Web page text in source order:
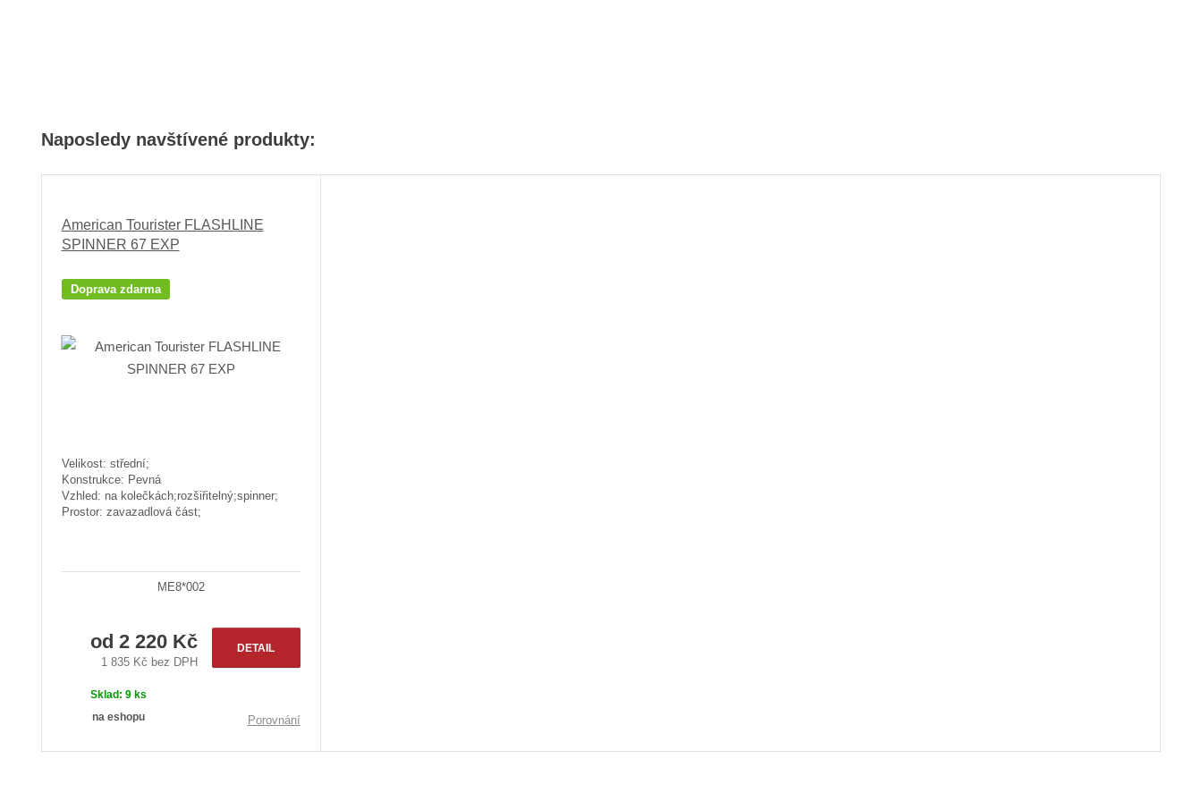
Naposledy navštívené produkty:
American Tourister FLASHLINE
SPINNER 67 EXP
Doprava zdarma
Velikost: střední;
Konstrukce: Pevná
Vzhled: na kolečkách;rozšiřitelný;spinner;
Prostor: zavazadlová část;
ME8*002
od 2 220 Kč
1 835 Kč bez DPH
DETAIL
Sklad:9 ks
na eshopu
Porovnání